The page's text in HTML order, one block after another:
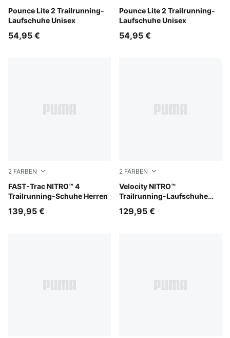
Pounce Lite 2 Trailrunning-
Laufschuhe Unisex
PUMA Black-Cool Dark Gray
54,95 €
Pounce Lite 2 Trailrunning-
Laufschuhe Unisex
Moss Veil-Soft Grass-
54,95 €
2 FARBEN
FAST-Trac NITRO™ 4
Trailrunning-Schuhe Herren
Apple Spritz-Lux Lime-Deep Plum
139,95 €
2 FARBEN
Velocity NITRO™
Trailrunning-Laufschuhe
PUMA Black-Feather Gray-
129,95 €